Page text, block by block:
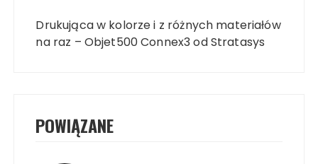
wpisu
Drukująca w kolorze i z różnych materiałów
na raz – Objet500 Connex3 od Stratasys
POWIĄZANE